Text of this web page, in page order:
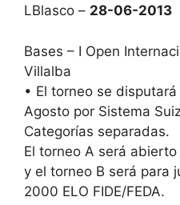
LBlasco – 28-06-2013
Bases – I Open
Villalba
• El torneo se
Agosto por Sistema
Categorías separadas.
El torneo A será
y el torneo B será para
2000 ELO FIDE/FEDA.